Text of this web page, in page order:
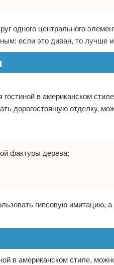
одного центрального
если это диван, то лучше
в американском
дорогостоящую отделку,
фактуры дерева;
гипсовую имитацию,
в американском стиле,